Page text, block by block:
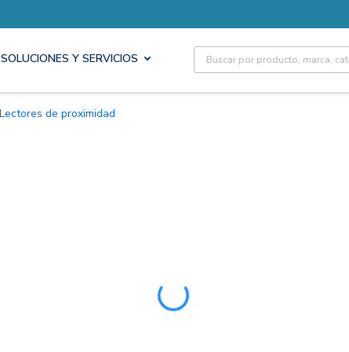
SOLUCIONES Y SERVICIOS Site Search
Lectores de proximidad